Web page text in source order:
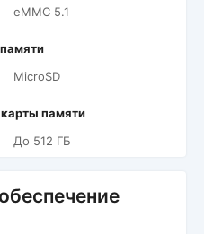
eMMC 5.1
MicroSD
памяти
До 512 ГБ